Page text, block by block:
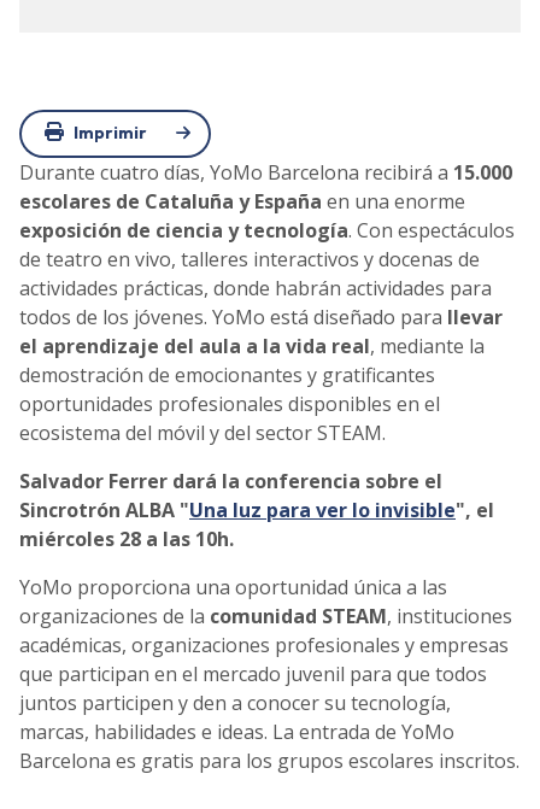
Imprimir
Durante cuatro días, YoMo Barcelona recibirá a 15.000
escolares de Cataluña y España en una enorme
exposición de ciencia y tecnología. Con espectáculos
de teatro en vivo, talleres interactivos y docenas de
actividades prácticas, donde habrán actividades para
todos de los jóvenes. YoMo está diseñado para llevar
el aprendizaje del aula a la vida real, mediante la
demostración de emocionantes y gratificantes
oportunidades profesionales disponibles en el
ecosistema del móvil y del sector STEAM.
Salvador Ferrer dará la conferencia sobre el
Sincrotrón ALBA "Una luz para ver lo invisible", el
miércoles 28 a las 10h.
YoMo proporciona una oportunidad única a las
organizaciones de la comunidad STEAM, instituciones
académicas, organizaciones profesionales y empresas
que participan en el mercado juvenil para que todos
juntos participen y den a conocer su tecnología,
marcas, habilidades e ideas. La entrada de YoMo
Barcelona es gratis para los grupos escolares inscritos.